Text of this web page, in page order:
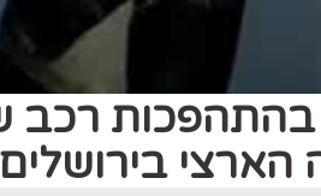
בהתהפכות
בירושלים